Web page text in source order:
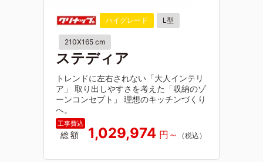
ハイグレード L型
210X165 cm
ステディア
トレンドに左右されない「大人インテリ
ア」 取り出しやすさを考えた「収納のゾ
ーンコンセプト」 理想のキッチンづくり
へ。
総額 1,029,974